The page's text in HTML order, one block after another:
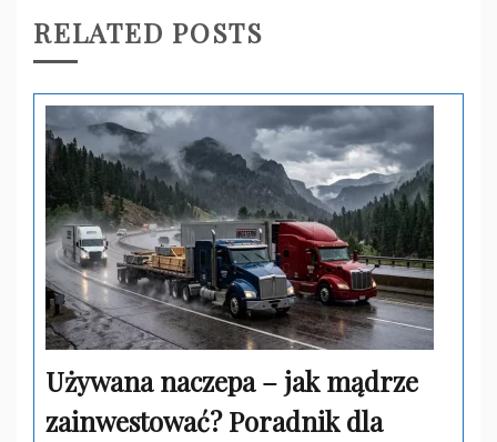
RELATED POSTS
Używana naczepa – jak mądrze
zainwestować? Poradnik dla